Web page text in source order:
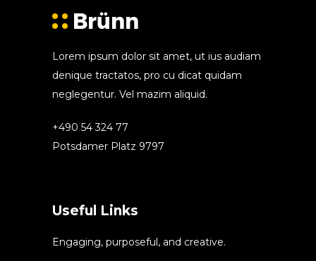
Lorem ipsum dolor sit amet, ut ius audiam
denique tractatos, pro cu dicat quidam
neglegentur. Vel mazim aliquid.
+490 54 324 77
Potsdamer Platz 9797
Useful Links
Engaging, purposeful, and creative.